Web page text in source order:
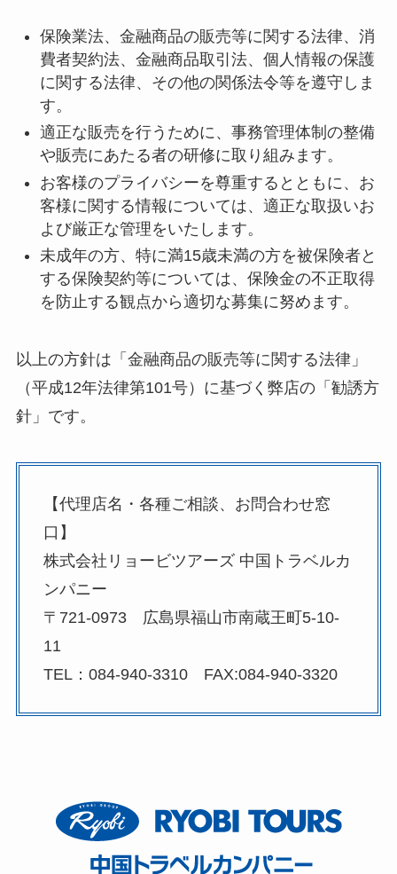
保険業法、金融商品の販売等に関する法律、消
費者契約法、金融商品取引法、個人情報の保護
に関する法律、その他の関係法令等を遵守しま
す。
適正な販売を行うために、事務管理体制の整備
や販売にあたる者の研修に取り組みます。
お客様のプライバシーを尊重するとともに、お
客様に関する情報については、適正な取扱いお
よび厳正な管理をいたします。
未成年の方、特に満15歳未満の方を被保険者と
する保険契約等については、保険金の不正取得
を防止する観点から適切な募集に努めます。
以上の方針は「金融商品の販売等に関する法律」
（平成12年法律第101号）に基づく弊店の「勧誘方
針」です。
【代理店名・各種ご相談、お問合わせ窓
口】
株式会社リョービツアーズ 中国トラベルカ
ンパニー
〒721-0973 広島県福山市南蔵王町5-10-
11
TEL：084-940-3310 FAX:084-940-3320